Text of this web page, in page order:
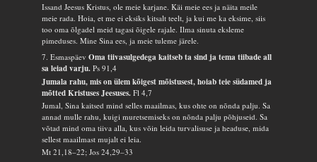
Issand Jeesus Kristus, ole meie karjane. Käi meie ees ja näita meile
meie rada. Hoia, et me ei eksiks kitsalt teelt, ja kui me ka eksime, siis
too oma õlgadel meid tagasi õigele rajale. Ilma sinuta eksleme
pimeduses. Mine Sina ees, ja meie tuleme järele.
7. EsmaspäevOma tiivasulgedega kaitseb ta sind ja tema tiibade all
sa leiad varju.Ps 91,4
Jumala rahu, mis on ülem kõigest mõistusest, hoiab teie südamed ja
mõtted Kristuses Jeesuses.Fl 4,7
Jumal, Sina kaitsed mind selles maailmas, kus ohte on nõnda palju. Sa
annad mulle rahu, kuigi muretsemiseks on nõnda palju põhjuseid. Sa
võtad mind oma tiiva alla, kus võin leida turvalisuse ja headuse, mida
sellest maailmast mujalt ei leia.
Mt 21,18–22; Jos 24,29–33